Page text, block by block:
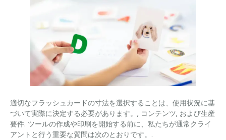
適切なフラッシュカードの寸法を選択することは、使用状況に基
づいて実際に決定する必要があります。, コンテンツ, および生産
要件. ツールの作成や印刷を開始する前に、私たちが通常クライ
アントと行う重要な質問は次のとおりです。.